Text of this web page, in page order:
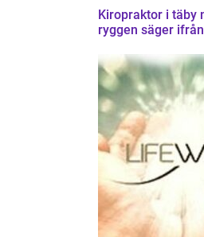
Kiropraktor i täby när
ryggen säger ifrån